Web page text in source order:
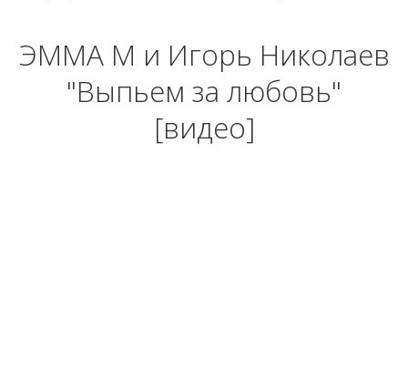
ЭММА М и Игорь Николаев
"Выпьем за любовь"
[видео]